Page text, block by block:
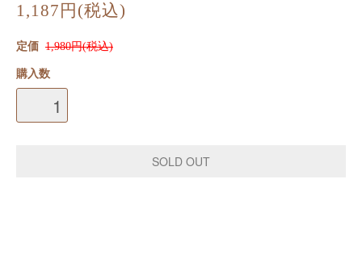
1,187円(税込)
定価 1,980円(税込)
購入数